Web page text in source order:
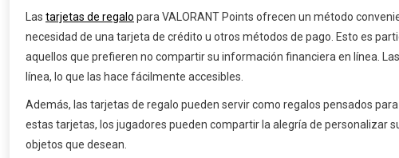
Las tarjetas de regalo para VALORANT Points ofrecen un método
necesidad de una tarjeta de crédito u otros métodos de pago. Esto es
aquellos que prefieren no compartir su información financiera en línea.
línea, lo que las hace fácilmente accesibles.
Además, las tarjetas de regalo pueden servir como regalos pensados
estas tarjetas, los jugadores pueden compartir la alegría de personalizar
objetos que desean.